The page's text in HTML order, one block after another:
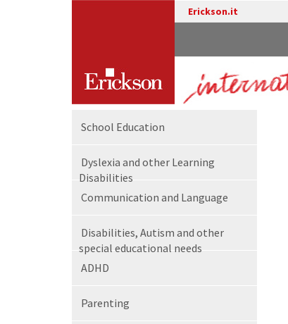
Erickson.it
School Education
Dyslexia and other Learning
Disabilities
Communication and Language
Disabilities, Autism and other
special educational needs
ADHD
Parenting